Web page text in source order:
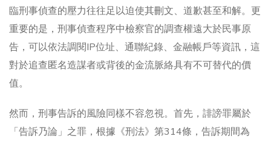
臨刑事偵查的壓力往往足以迫使其刪文、道歉甚至和解。更
重要的是，刑事偵查程序中檢察官的調查權遠大於民事原
告，可以依法調閱IP位址、通聯紀錄、金融帳戶等資訊，這
對於追查匿名造謀者或背後的金流脈絡具有不可替代的價
值。
然而，刑事告訴的風險同樣不容忽視。首先，誹謗罪屬於
「告訴乃論」之罪，根據《刑法》第314條，告訴期間為